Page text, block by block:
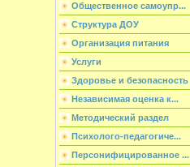
Общественное самоупр...
Структура ДОУ
Организация питания
Услуги
Здоровье и безопасность
Независимая оценка к...
Методический раздел
Психолого-педагогиче...
Персонифицированное ...